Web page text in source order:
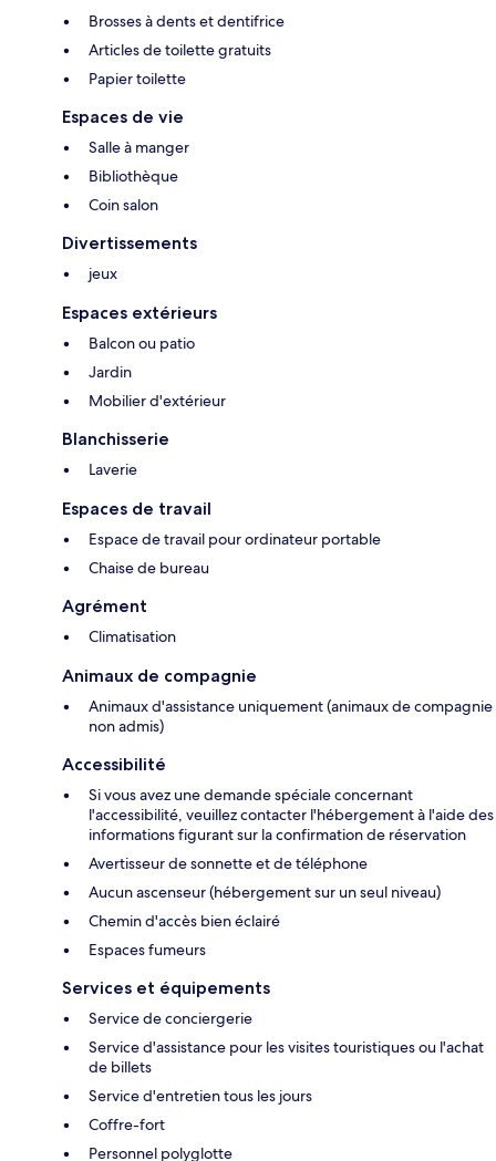
Brosses à dents et dentifrice
Articles de toilette gratuits
Papier toilette
Espaces de vie
Salle à manger
Bibliothèque
Coin salon
Divertissements
jeux
Espaces extérieurs
Balcon ou patio
Jardin
Mobilier d'extérieur
Blanchisserie
Laverie
Espaces de travail
Espace de travail pour ordinateur portable
Chaise de bureau
Agrément
Climatisation
Animaux de compagnie
Animaux d'assistance uniquement (animaux de compagnie
non admis)
Accessibilité
Si vous avez une demande spéciale concernant
l'accessibilité, veuillez contacter l'hébergement à l'aide des
informations figurant sur la confirmation de réservation
Avertisseur de sonnette et de téléphone
Aucun ascenseur (hébergement sur un seul niveau)
Chemin d'accès bien éclairé
Espaces fumeurs
Services et équipements
Service de conciergerie
Service d'assistance pour les visites touristiques ou l'achat
de billets
Service d'entretien tous les jours
Coffre-fort
Personnel polyglotte